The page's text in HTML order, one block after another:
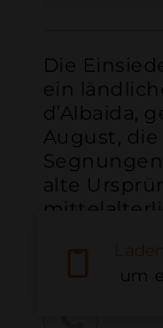
Die
ein
d’Albaida,
August,
alte
um